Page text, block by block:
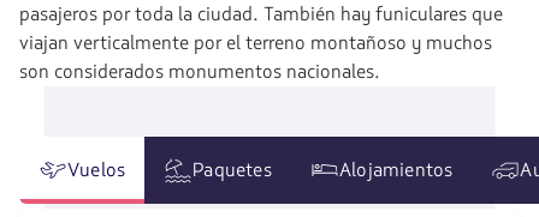
pasajeros por toda la ciudad. También hay funiculares que
viajan verticalmente por el terreno montañoso y muchos
son considerados monumentos nacionales.
Vuelos Paquetes Alojamientos